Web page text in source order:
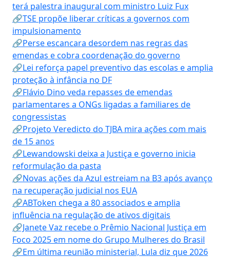
terá palestra inaugural com ministro Luiz Fux
🔗TSE propõe liberar críticas a governos com
impulsionamento
🔗Perse escancara desordem nas regras das
emendas e cobra coordenação do governo
🔗Lei reforça papel preventivo das escolas e amplia
proteção à infância no DF
🔗Flávio Dino veda repasses de emendas
parlamentares a ONGs ligadas a familiares de
congressistas
🔗Projeto Veredicto do TJBA mira ações com mais
de 15 anos
🔗Lewandowski deixa a Justiça e governo inicia
reformulação da pasta
🔗Novas ações da Azul estreiam na B3 após avanço
na recuperação judicial nos EUA
🔗ABToken chega a 80 associados e amplia
influência na regulação de ativos digitais
🔗Janete Vaz recebe o Prêmio Nacional Justiça em
Foco 2025 em nome do Grupo Mulheres do Brasil
🔗Em última reunião ministerial, Lula diz que 2026